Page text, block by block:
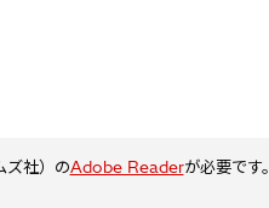
社）のAdobe Readerが必要です。